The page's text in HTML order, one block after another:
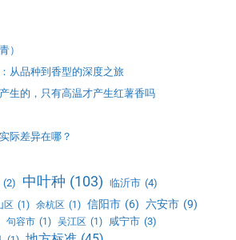
）
从品种到香型的深度之旅
生的，只有高温才产生红薯香吗
际差异在哪？
(2) 中叶种 (103) 临沂市 (4)
区 (1) 余杭区 (1) 信阳市 (6) 六安市 (9)
句容市 (1) 吴江区 (1) 咸宁市 (3)